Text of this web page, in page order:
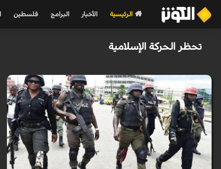
الرئيسية الأخبار البرامج فلسطين
تحظر الحركة الإسلامية